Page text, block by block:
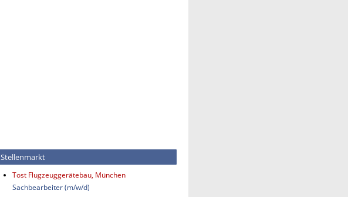
Stellenmarkt
Tost Flugzeuggerätebau, München
Sachbearbeiter (m/w/d)